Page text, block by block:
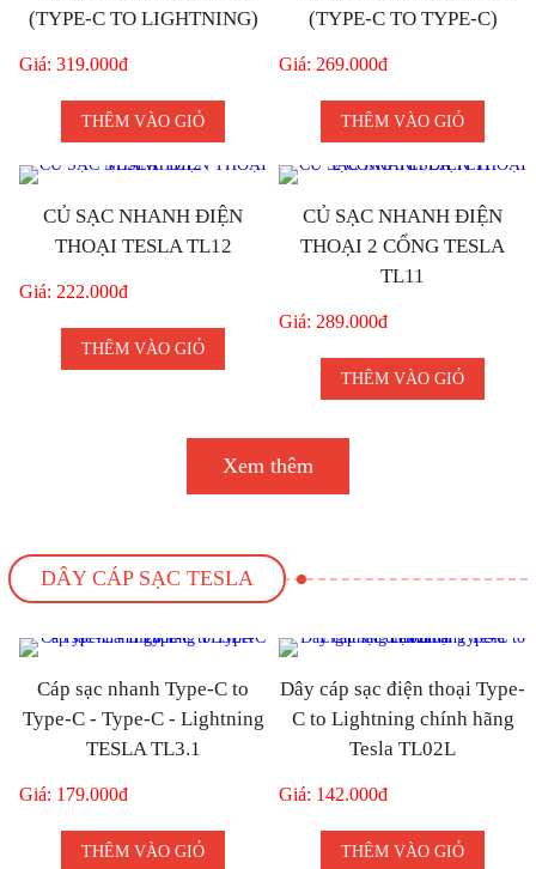
(TYPE-C TO LIGHTNING)
Giá: 319.000đ
THÊM VÀO GIỎ
(TYPE-C TO TYPE-C)
Giá: 269.000đ
THÊM VÀO GIỎ
CỦ SẠC NHANH ĐIỆN
THOẠI TESLA TL12
Giá: 222.000đ
THÊM VÀO GIỎ
CỦ SẠC NHANH ĐIỆN
THOẠI 2 CỔNG TESLA
TL11
Giá: 289.000đ
THÊM VÀO GIỎ
Xem thêm
DÂY CÁP SẠC TESLA
Cáp sạc nhanh Type-C to
Type-C - Type-C - Lightning
TESLA TL3.1
Giá: 179.000đ
THÊM VÀO GIỎ
Dây cáp sạc điện thoại Type-
C to Lightning chính hãng
Tesla TL02L
Giá: 142.000đ
THÊM VÀO GIỎ